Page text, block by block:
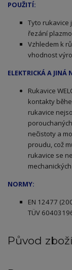
POUŽITÍ:
Tyto rukavice
řezání
Vzhledem k
vhodnost
ELEKTRICKÁ A JINÁ
Rukavice
kontakty
rukavice
nečistoty a
proudu, což
rukavice se
NORMY:
EN 12477
TÜV
Původ